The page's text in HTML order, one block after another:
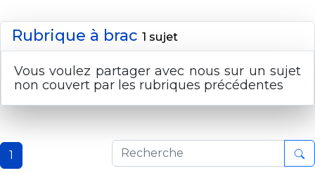
Rubrique à brac 1 sujet
Vous voulez partager avec nous sur un sujet
non couvert par les rubriques précédentes
1